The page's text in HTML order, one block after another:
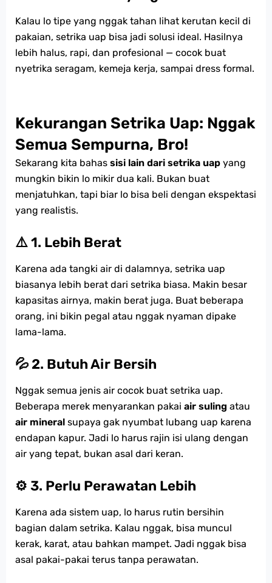
Kalau lo tipe yang nggak tahan lihat kerutan kecil di
pakaian, setrika uap bisa jadi solusi ideal. Hasilnya
lebih halus, rapi, dan profesional — cocok buat
nyetrika seragam, kemeja kerja, sampai dress formal.
Kekurangan Setrika Uap: Nggak
Semua Sempurna, Bro!
Sekarang kita bahas sisi lain dari setrika uap yang
mungkin bikin lo mikir dua kali. Bukan buat
menjatuhkan, tapi biar lo bisa beli dengan ekspektasi
yang realistis.
⚠️ 1. Lebih Berat
Karena ada tangki air di dalamnya, setrika uap
biasanya lebih berat dari setrika biasa. Makin besar
kapasitas airnya, makin berat juga. Buat beberapa
orang, ini bikin pegal atau nggak nyaman dipake
lama-lama.
💦 2. Butuh Air Bersih
Nggak semua jenis air cocok buat setrika uap.
Beberapa merek menyarankan pakai air suling atau
air mineral supaya gak nyumbat lubang uap karena
endapan kapur. Jadi lo harus rajin isi ulang dengan
air yang tepat, bukan asal dari keran.
⚙️ 3. Perlu Perawatan Lebih
Karena ada sistem uap, lo harus rutin bersihin
bagian dalam setrika. Kalau nggak, bisa muncul
kerak, karat, atau bahkan mampet. Jadi nggak bisa
asal pakai-pakai terus tanpa perawatan.